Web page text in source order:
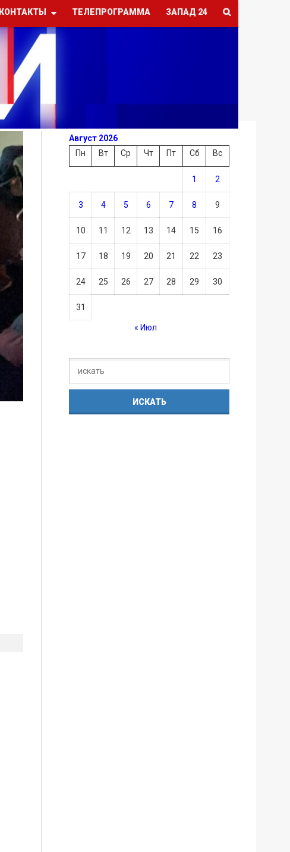
КОНТАКТЫ ТЕЛЕПРОГРАММА ЗАПАД 24
Август 2026
Пн
Вт Ср Чт Пт Сб Вс
1 2
3 4 5 6 7 8 9
10 11 12 13 14 15 16
17 18 19 20 21 22 23
24 25 26 27 28 29 30
31
« Июл